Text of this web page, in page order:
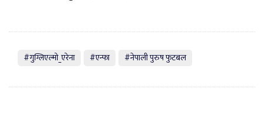
#गुग्लिएल्मो_एरेना #एन्फा #नेपाली पुरुष फुटबल